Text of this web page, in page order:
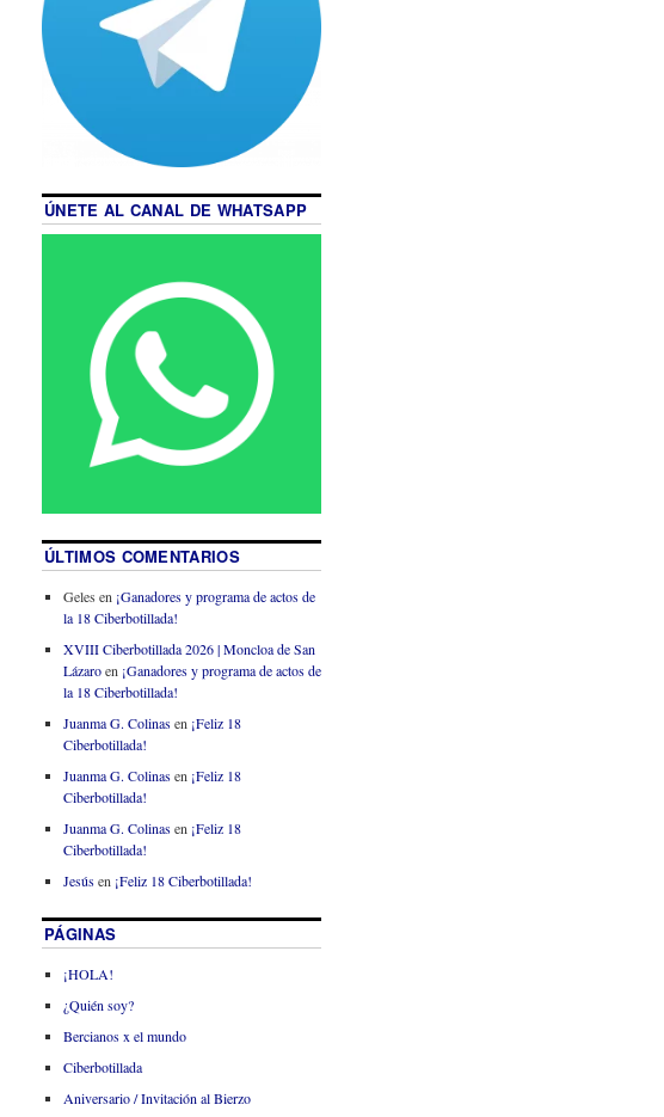
ÚNETE AL CANAL DE WHATSAPP
ÚLTIMOS COMENTARIOS
Geles en ¡Ganadores y programa de actos de
la 18 Ciberbotillada!
XVIII Ciberbotillada 2026 | Moncloa de San
Lázaroen ¡Ganadores y programa de actos de
la 18 Ciberbotillada!
Juanma G. Colinasen ¡Feliz 18
Ciberbotillada!
Juanma G. Colinasen ¡Feliz 18
Ciberbotillada!
Juanma G. Colinasen ¡Feliz 18
Ciberbotillada!
Jesúsen ¡Feliz 18 Ciberbotillada!
PÁGINAS
¡HOLA!
¿Quién soy?
Bercianos x el mundo
Ciberbotillada
Aniversario / Invitación al Bierzo